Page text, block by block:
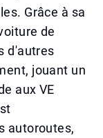
Grâce à sa
de
d'autres
jouant un
aux VE
autoroutes,